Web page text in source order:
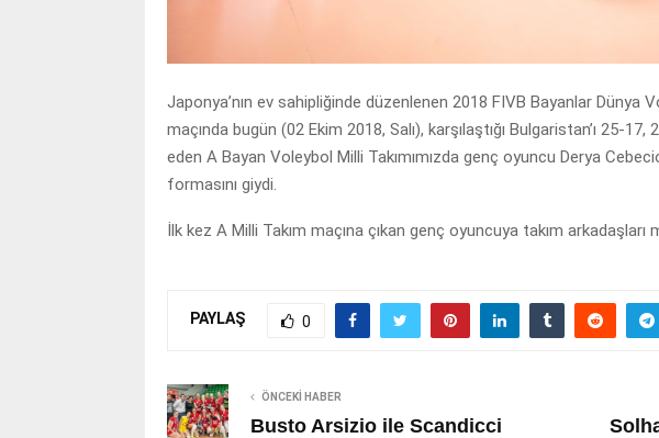
Japonya’nın ev sahipliğinde düzenlenen 2018 FIVB Bayanlar Dünya
maçında bugün (02 Ekim 2018, Salı), karşılaştığı Bulgaristan’ı 25-
eden A Bayan Voleybol Milli Takımımızda genç oyuncu Derya
formasını giydi.
İlk kez A Milli Takım maçına çıkan genç oyuncuya takım
PAYLAŞ 0
ÖNCEKI HABER
Busto Arsizio ile Scandicci